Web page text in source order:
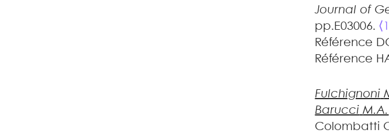
Journal of
pp.E03006.
Référence
Référence
Fulchignoni
Barucci M.A.
Colombatti